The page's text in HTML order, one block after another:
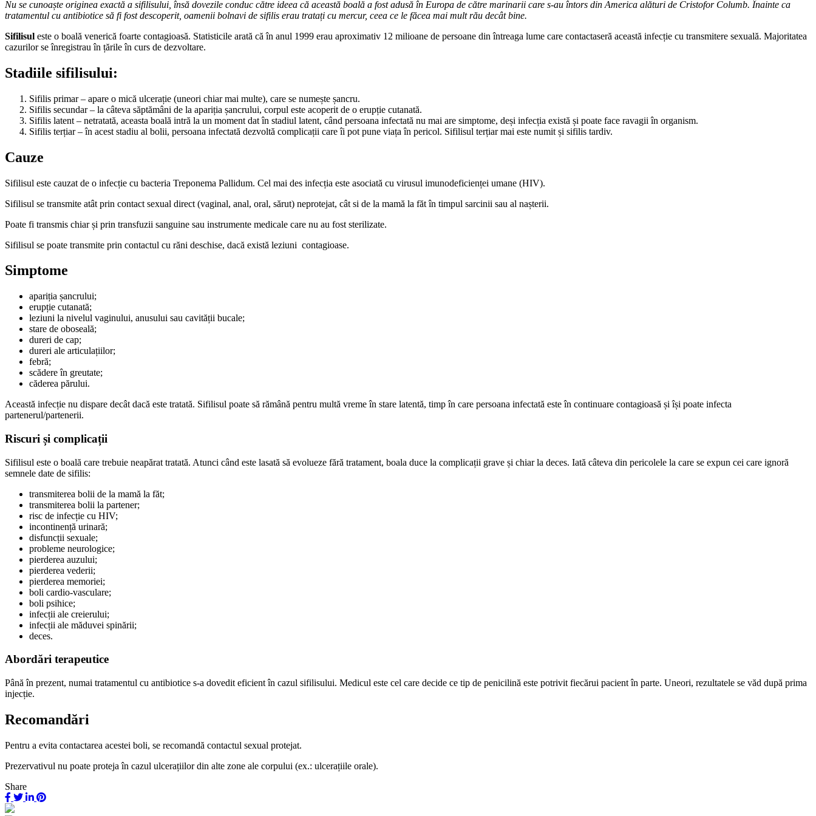
Nu se cunoaște originea exactă a sifilisului, însă dovezile conduc către ideea că această boală a fost adusă în Europa de către marinarii care s-au întors din America alături de Cristofor Columb. Înainte ca
tratamentul cu antibiotice să fi fost descoperit, oamenii bolnavi de sifilis erau tratați cu mercur, ceea ce le făcea mai mult rău decât bine.
Sifilisul este o boală venerică foarte contagioasă. Statisticile arată că în anul 1999 erau aproximativ 12 milioane de persoane din întreaga lume care contactaseră această infecție cu transmitere sexuală. Majoritatea
cazurilor se înregistrau în țările în curs de dezvoltare.
Stadiile sifilisului:
Sifilis primar – apare o mică ulcerație (uneori chiar mai multe), care se numește șancru.
Sifilis secundar – la câteva săptămâni de la apariția șancrului, corpul este acoperit de o erupție cutanată.
Sifilis latent – netratată, aceasta boală intră la un moment dat în stadiul latent, când persoana infectată nu mai are simptome, deși infecția există și poate face ravagii în organism.
Sifilis terțiar – în acest stadiu al bolii, persoana infectată dezvoltă complicații care îi pot pune viața în pericol. Sifilisul terțiar mai este numit și sifilis tardiv.
Cauze
Sifilisul este cauzat de o infecție cu bacteria Treponema Pallidum. Cel mai des infecția este asociată cu virusul imunodeficienței umane (HIV).
Sifilisul se transmite atât prin contact sexual direct (vaginal, anal, oral, sărut) neprotejat, cât si de la mamă la făt în timpul sarcinii sau al nașterii.
Poate fi transmis chiar și prin transfuzii sanguine sau instrumente medicale care nu au fost sterilizate.
Sifilisul se poate transmite prin contactul cu răni deschise, dacă există leziuni contagioase.
Simptome
apariția șancrului;
erupție cutanată;
leziuni la nivelul vaginului, anusului sau cavității bucale;
stare de oboseală;
dureri de cap;
dureri ale articulațiilor;
febră;
scădere în greutate;
căderea părului.
Această infecție nu dispare decât dacă este tratată. Sifilisul poate să rămână pentru multă vreme în stare latentă, timp în care persoana infectată este în continuare contagioasă și își poate infecta
partenerul/partenerii.
Riscuri și complicații
Sifilisul este o boală care trebuie neapărat tratată. Atunci când este lasată să evolueze fără tratament, boala duce la complicații grave și chiar la deces. Iată câteva din pericolele la care se expun cei care ignoră
semnele date de sifilis:
transmiterea bolii de la mamă la făt;
transmiterea bolii la partener;
risc de infecție cu HIV;
incontinență urinară;
disfuncții sexuale;
probleme neurologice;
pierderea auzului;
pierderea vederii;
pierderea memoriei;
boli cardio-vasculare;
boli psihice;
infecții ale creierului;
infecții ale măduvei spinării;
deces.
Abordări terapeutice
Până în prezent, numai tratamentul cu antibiotice s-a dovedit eficient în cazul sifilisului. Medicul este cel care decide ce tip de penicilină este potrivit fiecărui pacient în parte. Uneori, rezultatele se văd după prima
injecție.
Recomandări
Pentru a evita contactarea acestei boli, se recomandă contactul sexual protejat.
Prezervativul nu poate proteja în cazul ulcerațiilor din alte zone ale corpului (ex.: ulcerațiile orale).
Share